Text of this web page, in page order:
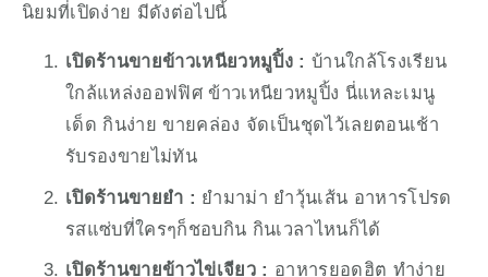
นิยมที่เปิดง่าย มีดังต่อไปนี้
เปิดร้านขายข้าวเหนียวหมูปิ้ง : บ้านใกล้โรงเรียน
ใกล้แหล่งออฟฟิศ ข้าวเหนียวหมูปิ้ง นี่แหละเมนู
เด็ด กินง่าย ขายคล่อง จัดเป็นชุดไว้เลยตอนเช้า
รับรองขายไม่ทัน
เปิดร้านขายยำ : ยำมาม่า ยำวุ้นเส้น อาหารโปรด
รสแซ่บที่ใครๆก็ชอบกิน กินเวลาไหนก็ได้
เปิดร้านขายข้าวไข่เจียว : อาหารยอดฮิต ทำง่าย